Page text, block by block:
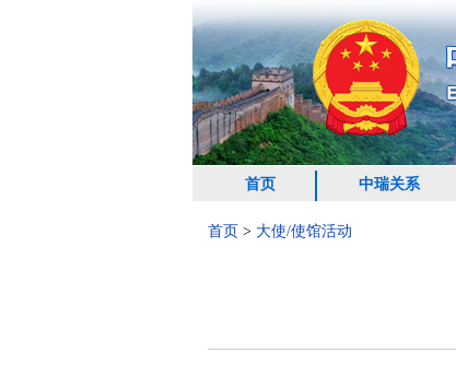
首页 中瑞关系
首页 > 大使/使馆活动